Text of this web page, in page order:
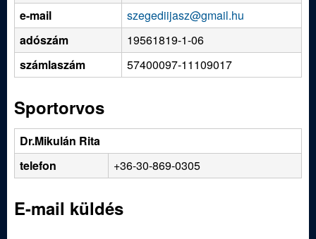
S
p
o
r
e-mail
szegediijasz@gmail.hu
adószám
19561819-1-06
számlaszám
57400097-11109017
Sportorvos
Dr.Mikulán Rita
telefon
+36-30-869-0305
E-mail küldés